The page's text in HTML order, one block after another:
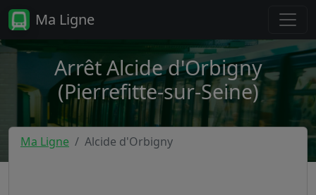
Ma Ligne
Arrêt Alcide d'Orbigny
(Pierrefitte-sur-Seine)
Ma Ligne Alcide d'Orbigny